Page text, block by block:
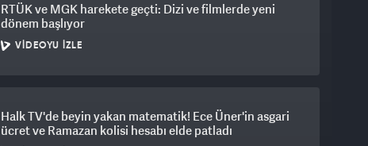
RTÜK ve MGK harekete geçti: Dizi ve filmlerde yeni
dönem başlıyor
VIDEOYU İZLE
Halk TV'de beyin yakan matematik! Ece Üner'in asgari
ücret ve Ramazan kolisi hesabı elde patladı